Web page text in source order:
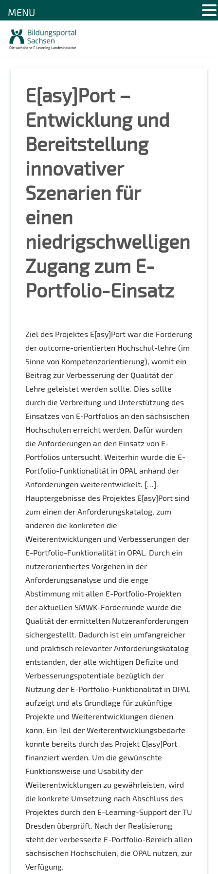
E[asy]Port –
Entwicklung und
Bereitstellung
innovativer
Szenarien für
einen
niedrigschwelligen
Zugang zum E-
Portfolio-Einsatz
Ziel des Projektes E[asy]Port war die Förderung
der outcome-orientierten Hochschul-lehre (im
Sinne von Kompetenzorientierung), womit ein
Beitrag zur Verbesserung der Qualität der
Lehre geleistet werden sollte. Dies sollte
durch die Verbreitung und Unterstützung des
Einsatzes von E-Portfolios an den sächsischen
Hochschulen erreicht werden. Dafür wurden
die Anforderungen an den Einsatz von E-
Portfolios untersucht. Weiterhin wurde die E-
Portfolio-Funktionalität in OPAL anhand der
Anforderungen weiterentwickelt. […].
Hauptergebnisse des Projektes E[asy]Port sind
zum einen der Anforderungskatalog, zum
anderen die konkreten die
Weiterentwicklungen und Verbesserungen der
E-Portfolio-Funktionalität in OPAL. Durch ein
nutzerorientiertes Vorgehen in der
Anforderungsanalyse und die enge
Abstimmung mit allen E-Portfolio-Projekten
der aktuellen SMWK-Förderrunde wurde die
Qualität der ermittelten Nutzeranforderungen
sichergestellt. Dadurch ist ein umfangreicher
und praktisch relevanter Anforderungskatalog
entstanden, der alle wichtigen Defizite und
Verbesserungspotentiale bezüglich der
Nutzung der E-Portfolio-Funktionalität in OPAL
aufzeigt und als Grundlage für zukünftige
Projekte und Weiterentwicklungen dienen
kann. Ein Teil der Weiterentwicklungsbedarfe
konnte bereits durch das Projekt E[asy]Port
finanziert werden. Um die gewünschte
Funktionsweise und Usability der
Weiterentwicklungen zu gewährleisten, wird
die konkrete Umsetzung nach Abschluss des
Projektes durch den E-Learning-Support der TU
Dresden überprüft. Nach der Realisierung
steht der verbesserte E-Portfolio-Bereich allen
sächsischen Hochschulen, die OPAL nutzen, zur
Verfügung.
MENU